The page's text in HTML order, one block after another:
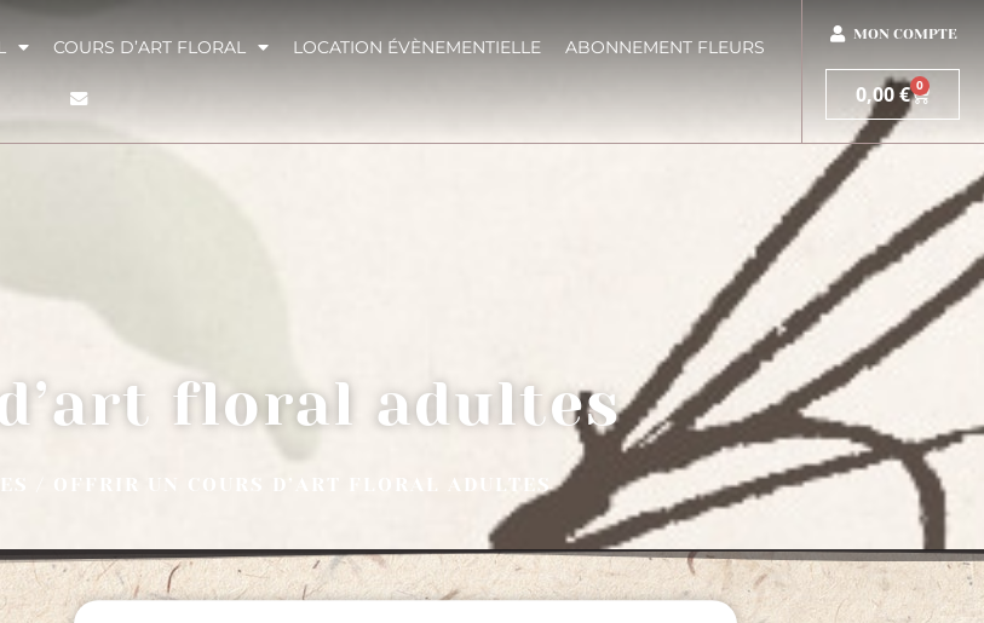
COURS D’ART FLORAL LOCATION ÉVÈNEMENTIELLE ABONNEMENT FLEURS
MON COMPTE
0,00€ 0
floral adultes
/ OFFRIR UN COURS D’ART FLORAL ADULTES